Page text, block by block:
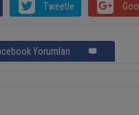
Tweetle
Yorumları